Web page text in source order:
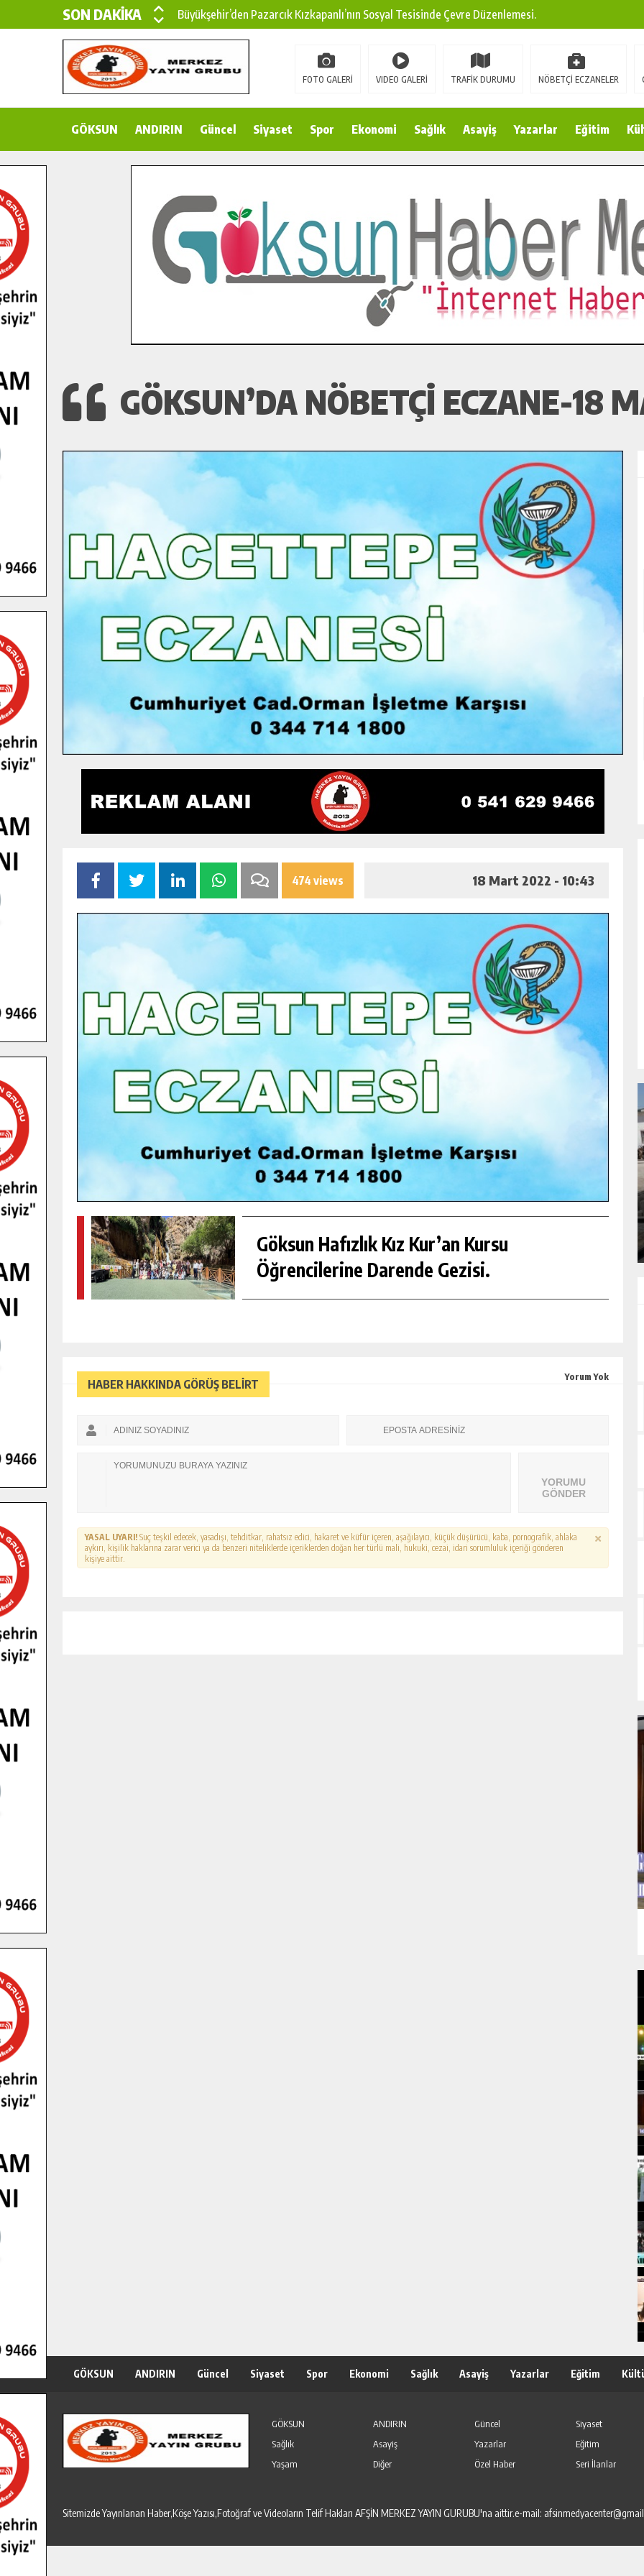
SON DAKİKA
Büyükşehir’den Pazarcık Kızkapanlı’nın Sosyal Tesisinde Çevre Düzenlemesi.
Büyükşehir’den Pazarcık Kırsalına Modern Ulaşım Yatırımı.
Çin’den KSÜ’ye Uluslararası Başarı: Edinilen Bilgi Türk Tarımına Katkı Sağlayacak.
Gençler Pusula Maraş Kampında Yeni Medya ve Fotoğrafçılığı Keşfetti.
İlçe Jandarma Komutanı Karakaya’dan Başkan Cüce’ye Veda Ziyareti.
Bertiz’in Yeni Köprüsünde Sona Doğru.
FOTO GALERİ VIDEO GALERİ TRAFİK DURUMU NÖBETÇİ ECZANELER
GÖKSUN ANDIRIN Güncel Siyaset Spor Ekonomi Sağlık Asayiş Yazarlar Eğitim
GÖKSUN’DA NÖBETÇI ECZANE-18
474 views 18 Mart 2022 - 10:43
Göksun Hafızlık Kız Kur’an Kursu
Öğrencilerine Darende Gezisi.
HABER HAKKINDA GÖRÜŞ BELİRT
Yorum Yok
YORUMU
GÖNDER
YASAL UYARI! Suç teşkil edecek, yasadışı, tehditkar, rahatsız edici, hakaret ve küfür içeren, aşağılayıcı, küçük düşürücü, kaba, pornografik, ahlaka
aykırı, kişilik haklarına zarar verici ya da benzeri niteliklerde içeriklerden doğan her türlü mali, hukuki, cezai, idari sorumluluk içeriği gönderen
kişiye aittir.
GÜNLÜK HABER AKIŞI
GENÇLER PUSULA MARAŞ KAMPINDA
YENI MEDYA VE FOTOĞRAFÇILIĞI
GÜNLÜK HABER AKIŞI
GÖKSUN HAFIZLIK KIZ KUR’AN KURSU
GÖKSUN ANDIRIN Güncel Siyaset Spor Ekonomi Sağlık Asayiş Yazarlar Eğitim
GÖKSUN ANDIRIN Güncel Siyaset
Sağlık
Asayiş Yazarlar Eğitim
Yaşam
Diğer Özel Haber Seri İlanlar
Sitemizde Yayınlanan Haber,Köşe Yazısı,Fotoğraf ve Videoların Telif Hakları AFŞİN MERKEZ YAYIN GURUBU'na aittir.e-mail: